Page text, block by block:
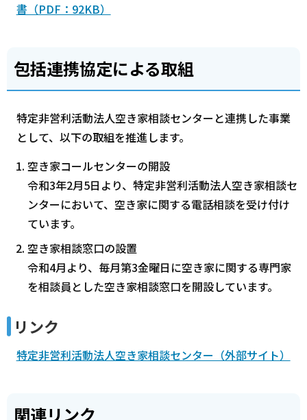
書（PDF：92KB）
包括連携協定による取組
特定非営利活動法人空き家相談センターと連携した事業
として、以下の取組を推進します。
空き家コールセンターの開設
令和3年2月5日より、特定非営利活動法人空き家相談セ
ンターにおいて、空き家に関する電話相談を受け付け
ています。
空き家相談窓口の設置
令和4月より、毎月第3金曜日に空き家に関する専門家
を相談員とした空き家相談窓口を開設しています。
リンク
特定非営利活動法人空き家相談センター（外部サイト）
関連リンク